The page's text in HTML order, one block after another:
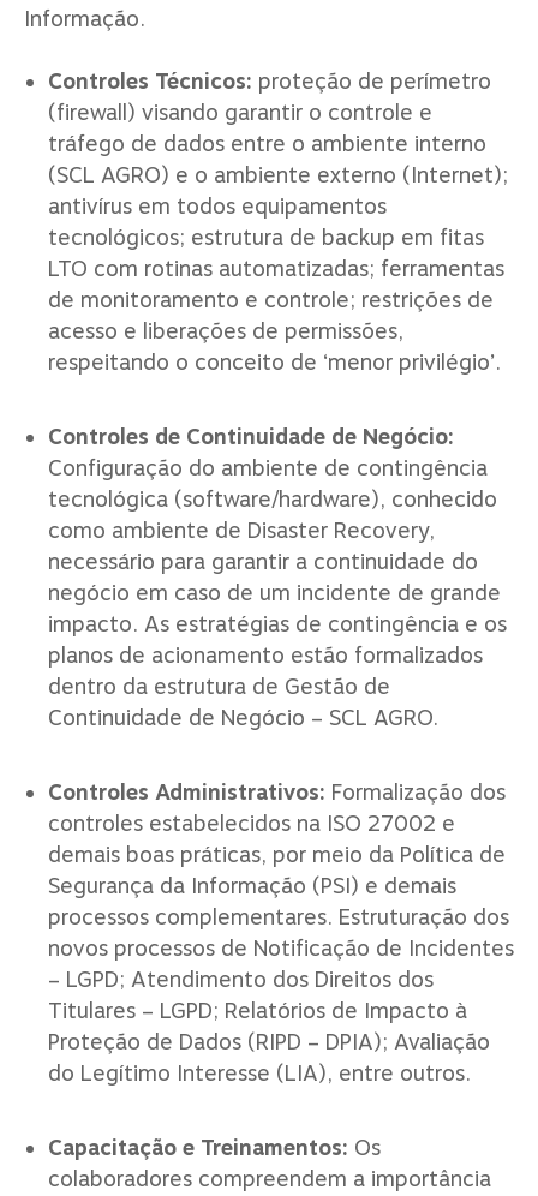
Informação.
Controles Técnicos: proteção de perímetro
(firewall) visando garantir o controle e
tráfego de dados entre o ambiente interno
(SCL AGRO) e o ambiente externo (Internet);
antivírus em todos equipamentos
tecnológicos; estrutura de backup em fitas
LTO com rotinas automatizadas; ferramentas
de monitoramento e controle; restrições de
acesso e liberações de permissões,
respeitando o conceito de ‘menor privilégio’.
Controles de Continuidade de Negócio:
Configuração do ambiente de contingência
tecnológica (software/hardware), conhecido
como ambiente de Disaster Recovery,
necessário para garantir a continuidade do
negócio em caso de um incidente de grande
impacto. As estratégias de contingência e os
planos de acionamento estão formalizados
dentro da estrutura de Gestão de
Continuidade de Negócio – SCL AGRO.
Controles Administrativos: Formalização dos
controles estabelecidos na ISO 27002 e
demais boas práticas, por meio da Política de
Segurança da Informação (PSI) e demais
processos complementares. Estruturação dos
novos processos de Notificação de Incidentes
– LGPD; Atendimento dos Direitos dos
Titulares – LGPD; Relatórios de Impacto à
Proteção de Dados (RIPD – DPIA); Avaliação
do Legítimo Interesse (LIA), entre outros.
Capacitação e Treinamentos: Os
colaboradores compreendem a importância